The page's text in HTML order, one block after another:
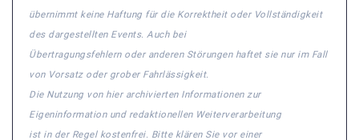
übernimmt keine Haftung für die Korrektheit oder Vollständigkeit
des dargestellten Events. Auch bei
Übertragungsfehlern oder anderen Störungen haftet sie nur im Fall
von Vorsatz oder grober Fahrlässigkeit.
Die Nutzung von hier archivierten Informationen zur
Eigeninformation und redaktionellen Weiterverarbeitung
ist in der Regel kostenfrei. Bitte klären Sie vor einer